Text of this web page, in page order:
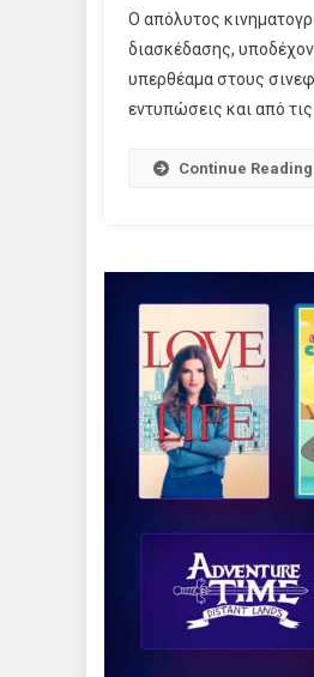
Ο απόλυτος
διασκέδασης,
υπερθέαμα στους
εντυπώσεις και από
Continue Reading